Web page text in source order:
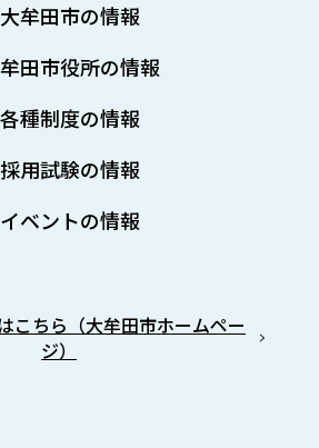
大牟田市の情報
田市役所の情報
各種制度の情報
採用試験の情報
イベントの情報
こちら（大牟田市ホームペー
ジ）